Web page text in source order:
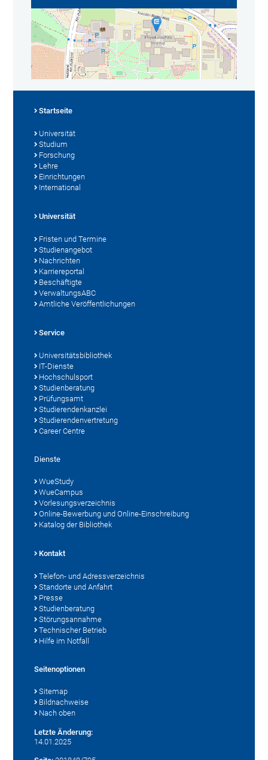
Startseite
Universität
Studium
Forschung
Lehre
Einrichtungen
International
Universität
Fristen und Termine
Studienangebot
Nachrichten
Karriereportal
Beschäftigte
VerwaltungsABC
Amtliche Veröffentlichungen
Service
Universitätsbibliothek
IT-Dienste
Hochschulsport
Studienberatung
Prüfungsamt
Studierendenkanzlei
Studierendenvertretung
Career Centre
Dienste
WueStudy
WueCampus
Vorlesungsverzeichnis
Online-Bewerbung und Online-Einschreibung
Katalog der Bibliothek
Kontakt
Telefon- und Adressverzeichnis
Standorte und Anfahrt
Presse
Studienberatung
Störungsannahme
Technischer Betrieb
Hilfe im Notfall
Seitenoptionen
Sitemap
Bildnachweise
Nach oben
Letzte Änderung:
14.01.2025